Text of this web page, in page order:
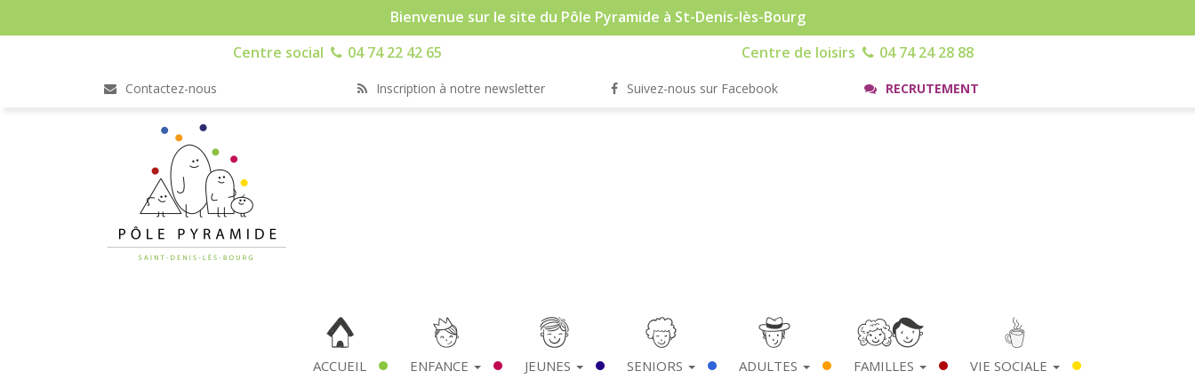
Bienvenue sur le site du Pôle Pyramide à St-Denis-lès-Bourg
Centre social
04 74 22 42 65 Centre de loisirs 04 74 24 28 88
Contactez-nous Inscription à notre newsletter Suivez-nous sur Facebook RECRUTEMENT
ACCUEIL ENFANCE JEUNES SENIORS ADULTES FAMILLES VIE SOCIALE